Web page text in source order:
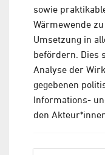
sowie
Wärmewende
Umsetzung in
befördern. Dies
Analyse der
gegebenen
Informations-
den